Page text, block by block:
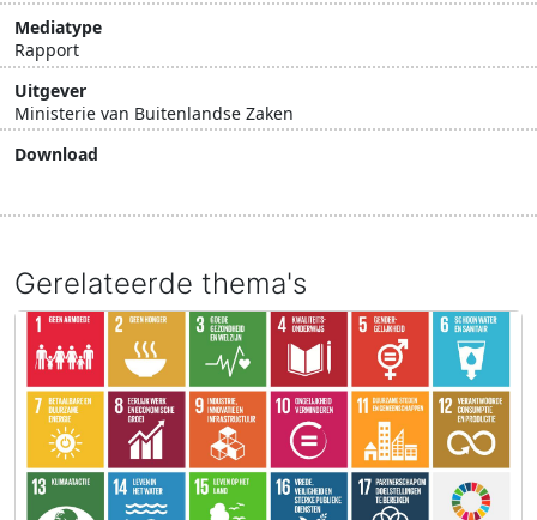
Mediatype
Rapport
Uitgever
Ministerie van Buitenlandse Zaken
Download
Gerelateerde thema's